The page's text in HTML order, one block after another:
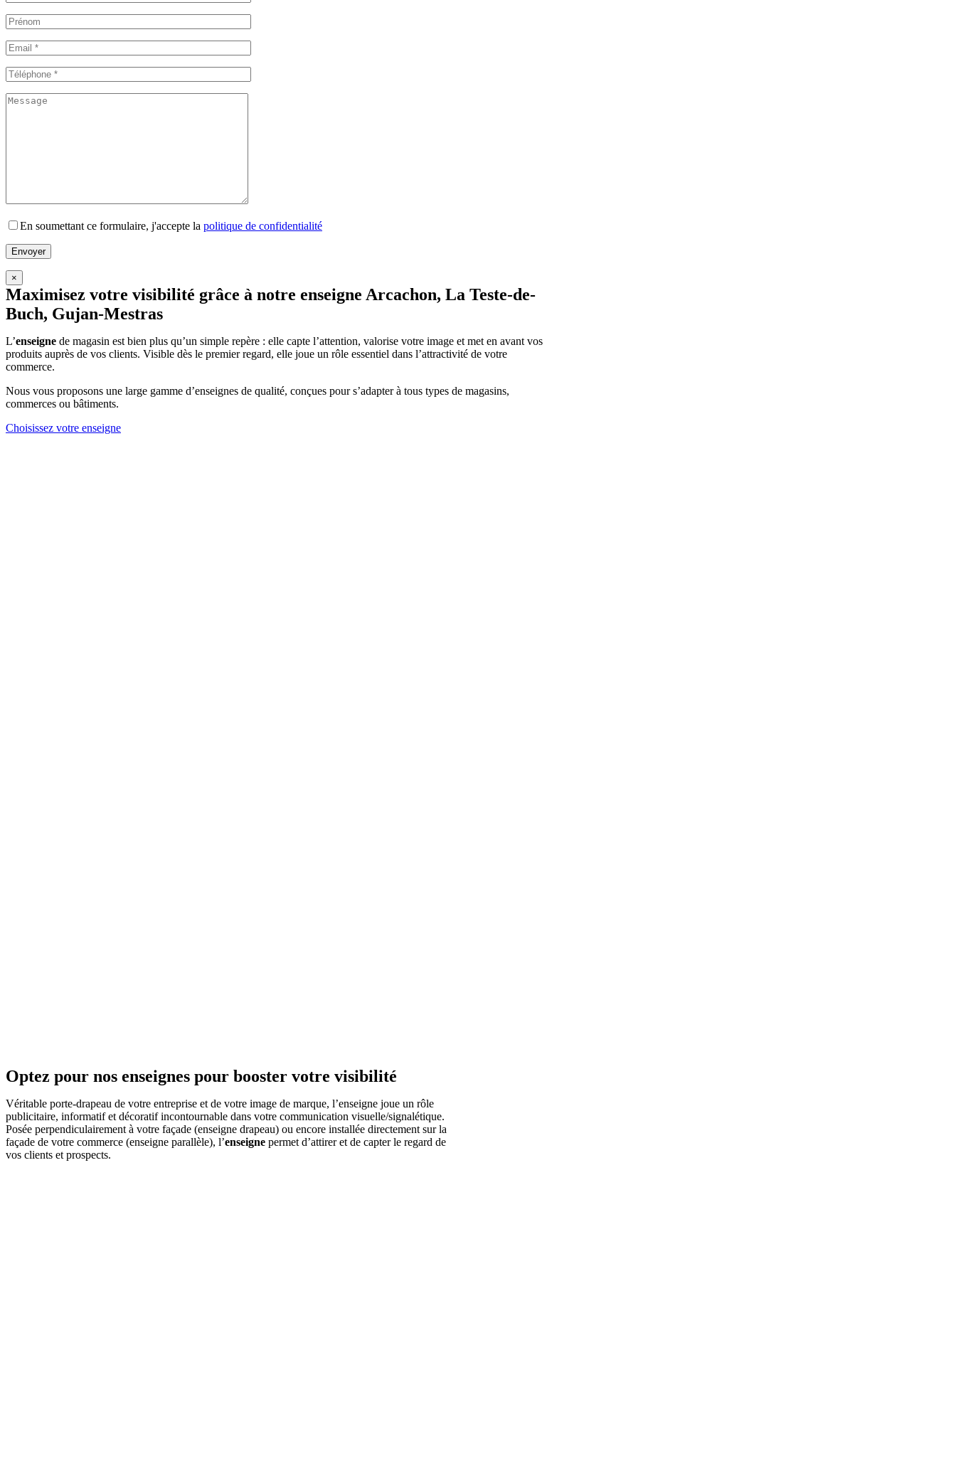
En soumettant ce formulaire, j'accepte la politique de confidentialité
×
Maximisez votre visibilité grâce à notre enseigne Arcachon, La Teste-de-
Buch, Gujan-Mestras
L’enseigne de magasin est bien plus qu’un simple repère : elle capte l’attention, valorise votre image et met en avant vos
produits auprès de vos clients. Visible dès le premier regard, elle joue un rôle essentiel dans l’attractivité de votre
commerce.
Nous vous proposons une large gamme d’enseignes de qualité, conçues pour s’adapter à tous types de magasins,
commerces ou bâtiments.
Choisissez votre enseigne
Optez pour nos enseignes pour booster votre visibilité
Véritable porte-drapeau de votre entreprise et de votre image de marque, l’enseigne joue un rôle
publicitaire, informatif et décoratif incontournable dans votre communication visuelle/signalétique.
Posée perpendiculairement à votre façade (enseigne drapeau) ou encore installée directement sur la
façade de votre commerce (enseigne parallèle), l’enseigne permet d’attirer et de capter le regard de
vos clients et prospects.